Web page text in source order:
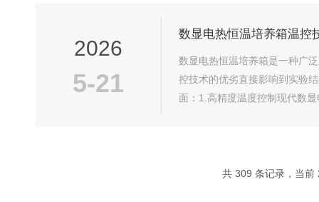
2026
5-21
数显电热恒温培养箱温控
数显电热恒温培养箱是一种广
控技术的优劣直接影响到实验
面：1.高精度温度控制现代数
共 309 条记录，当